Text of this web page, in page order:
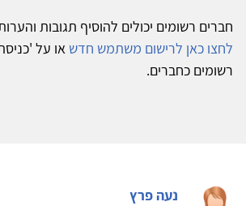
חברים רשומים יכולים להוסיף תגובות
לחצו כאן לרישום משתמש חדש או על
רשומים כחברים.
נעה פרץ